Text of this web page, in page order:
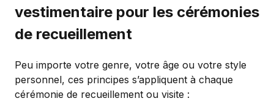
vestimentaire pour les cérémonies
de recueillement
Peu importe votre genre, votre âge ou votre style
personnel, ces principes s’appliquent à chaque
cérémonie de recueillement ou visite :